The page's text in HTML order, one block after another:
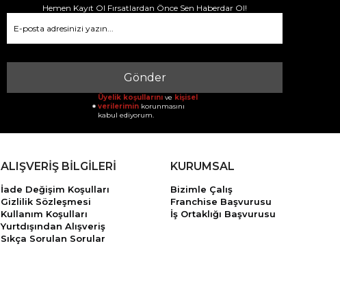
Hemen Kayıt Ol Fırsatlardan Önce Sen Haberdar Ol!
Gönder
Üyelik koşullarını ve kişisel
verilerimin korunmasını
kabul ediyorum.
ALIŞVERİŞ BİLGİLERİ
İade Değişim Koşulları
Gizlilik Sözleşmesi
Kullanım Koşulları
Yurtdışından Alışveriş
Sıkça Sorulan Sorular
KURUMSAL
Bizimle Çalış
Franchise Başvurusu
İş Ortaklığı Başvurusu